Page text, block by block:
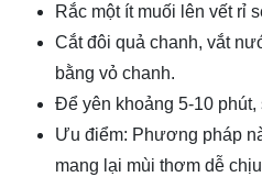
Rắc một ít muối lên vết rỉ
Cắt đôi quả chanh, vắt
bằng vỏ chanh.
Để yên khoảng 5-10
Ưu điểm: Phương pháp
mang lại mùi thơm dễ